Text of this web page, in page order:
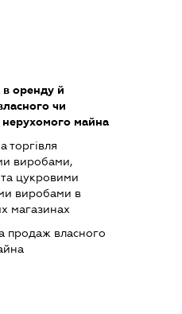
оренду й
чи
майна
торгівля
виробами,
цукровими
виробами в
магазинах
продаж власного